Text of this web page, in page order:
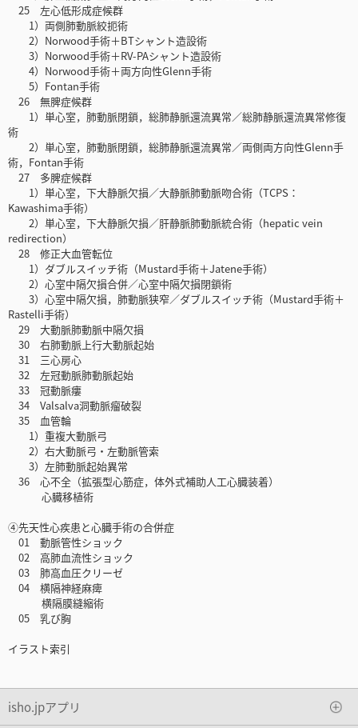
25 左心低形成症候群
1）両側肺動脈絞扼術
2）Norwood手術＋BTシャント造設術
3）Norwood手術＋RV-PAシャント造設術
4）Norwood手術＋両方向性Glenn手術
5）Fontan手術
26 無脾症候群
1）単心室，肺動脈閉鎖，総肺静脈還流異常／総肺静脈還流異常修復
術
2）単心室，肺動脈閉鎖，総肺静脈還流異常／両側両方向性Glenn手
術，Fontan手術
27 多脾症候群
1）単心室，下大静脈欠損／大静脈肺動脈吻合術（TCPS：
Kawashima手術）
2）単心室，下大静脈欠損／肝静脈肺動脈統合術（hepatic vein
redirection）
28 修正大血管転位
1）ダブルスイッチ術（Mustard手術＋Jatene手術）
2）心室中隔欠損合併／心室中隔欠損閉鎖術
3）心室中隔欠損，肺動脈狭窄／ダブルスイッチ術（Mustard手術＋
Rastelli手術）
29 大動脈肺動脈中隔欠損
30 右肺動脈上行大動脈起始
31 三心房心
32 左冠動脈肺動脈起始
33 冠動脈瘻
34 Valsalva洞動脈瘤破裂
35 血管輪
1）重複大動脈弓
2）右大動脈弓・左動脈管索
3）左肺動脈起始異常
36 心不全（拡張型心筋症，体外式補助人工心臓装着）
心臓移植術
④先天性心疾患と心臓手術の合併症
01 動脈管性ショック
02 高肺血流性ショック
03 肺高血圧クリーゼ
04 横隔神経麻痺
横隔膜縫縮術
05 乳び胸
イラスト索引
isho.jpアプリ